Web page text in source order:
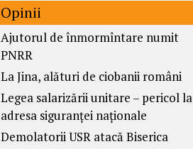
Opinii
Ajutorul de înmormîntare numit
PNRR
La Jina, alături de ciobanii români
Legea salarizării unitare – pericol la
adresa siguranței naționale
Demolatorii USR atacă Biserica